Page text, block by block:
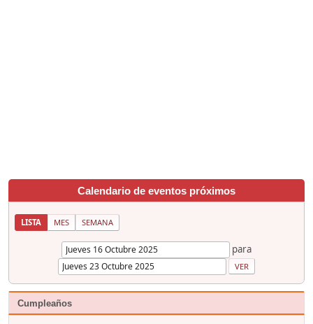
Calendario de eventos próximos
LISTA MES SEMANA
para
Cumpleaños